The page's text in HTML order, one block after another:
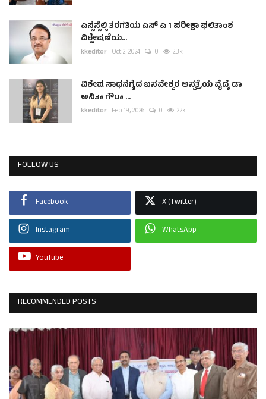
ಎಸ್ಸೆಸ್ಸೆಲ್ಸಿ ತರಗತಿಯ ಎಸ್ ಎ 1 ಪರೀಕ್ಷಾ ಫಲಿತಾಂಶ
ವಿಶ್ಲೇಷಣೆಯ...
kkeditor Oct 2, 2024 0 2.3k
ವಿಶೇಷ ಸಾಧನೆಗೈದ ಬಸವೇಶ್ವರ ಆಸ್ಪತ್ರೆಯ ವೈದ್ಯೆ ಡಾ
ಅನಿತಾ ಗೌರಾ ...
kkeditor Feb 19, 2026 0 2.2k
FOLLOW US
Facebook X (Twitter)
Instagram WhatsApp
YouTube
RECOMMENDED POSTS